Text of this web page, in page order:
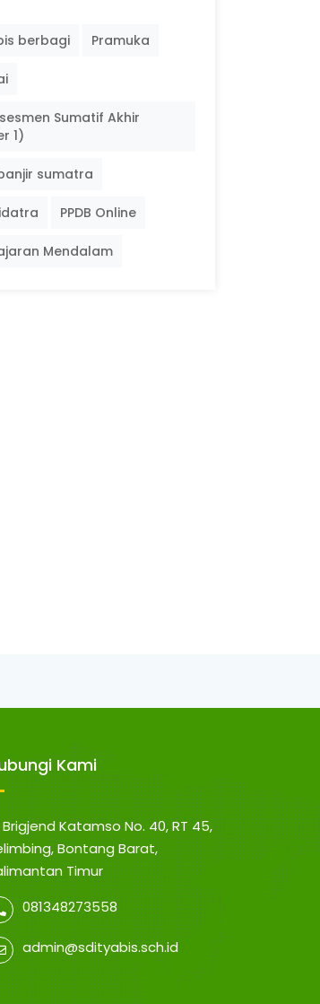
berbagi Pramuka
Sumatif Akhir
1)
sumatra
PPDB Online
Mendalam
Kami
Brigjend Katamso No. 40, RT 45,
Bontang Barat,
Timur
081348273558
admin@sdityabis.sch.id